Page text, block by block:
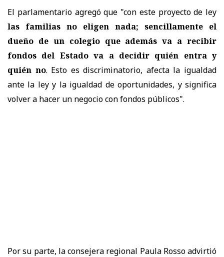
El parlamentario agregó que "con este proyecto de ley
las familias no eligen nada; sencillamente el
dueño de un colegio que además va a recibir
fondos del Estado va a decidir quién entra y
quién no. Esto es discriminatorio, afecta la igualdad
ante la ley y la igualdad de oportunidades, y significa
volver a hacer un negocio con fondos públicos".
Por su parte, la consejera regional Paula Rosso advirtió